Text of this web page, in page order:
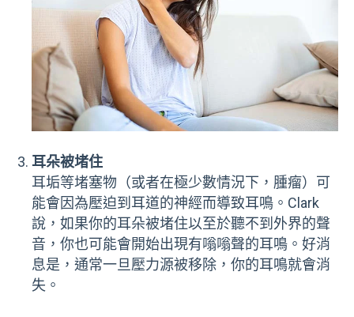
耳朵被堵住
耳垢等堵塞物（或者在極少數情況下，腫瘤）可
能會因為壓迫到耳道的神經而導致耳鳴。Clark
說，如果你的耳朵被堵住以至於聽不到外界的聲
音，你也可能會開始出現有嗡嗡聲的耳鳴。好消
息是，通常一旦壓力源被移除，你的耳鳴就會消
失。